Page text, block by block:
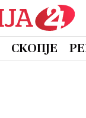
СКОПЈЕ